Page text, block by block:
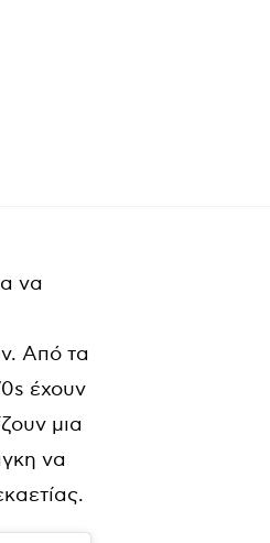
να
Από τα
έχουν
μια
να